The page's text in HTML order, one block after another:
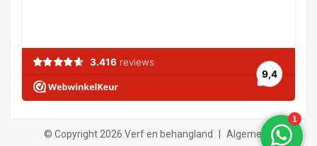
© Copyright 2026 Verf en behangland Algemene